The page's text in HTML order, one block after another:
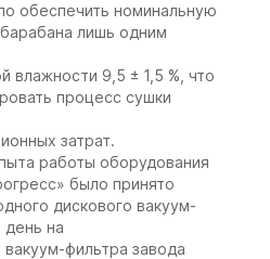
обеспечить номинальную
лишь одним
влажности 9,5 ± 1,5 %, что
процесс сушки
затрат.
работы оборудования
было принято
дискового вакуум-
день на
фильтра завода